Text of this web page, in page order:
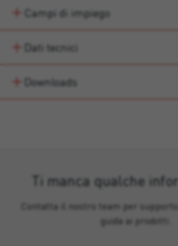
Campi di impiego
Dati tecnici
Downloads
Ti manca qualche
Contatta il nostro team per
guida ai prodotti.